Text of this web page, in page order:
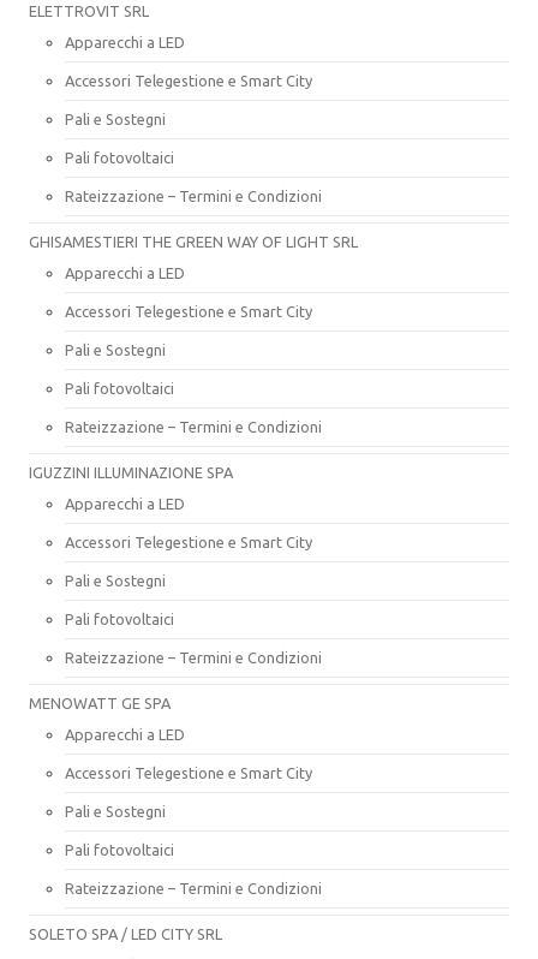
ELETTROVIT SRL
Apparecchi a LED
Accessori Telegestione e Smart City
Pali e Sostegni
Pali fotovoltaici
Rateizzazione – Termini e Condizioni
GHISAMESTIERI THE GREEN WAY OF LIGHT SRL
Apparecchi a LED
Accessori Telegestione e Smart City
Pali e Sostegni
Pali fotovoltaici
Rateizzazione – Termini e Condizioni
IGUZZINI ILLUMINAZIONE SPA
Apparecchi a LED
Accessori Telegestione e Smart City
Pali e Sostegni
Pali fotovoltaici
Rateizzazione – Termini e Condizioni
MENOWATT GE SPA
Apparecchi a LED
Accessori Telegestione e Smart City
Pali e Sostegni
Pali fotovoltaici
Rateizzazione – Termini e Condizioni
SOLETO SPA / LED CITY SRL